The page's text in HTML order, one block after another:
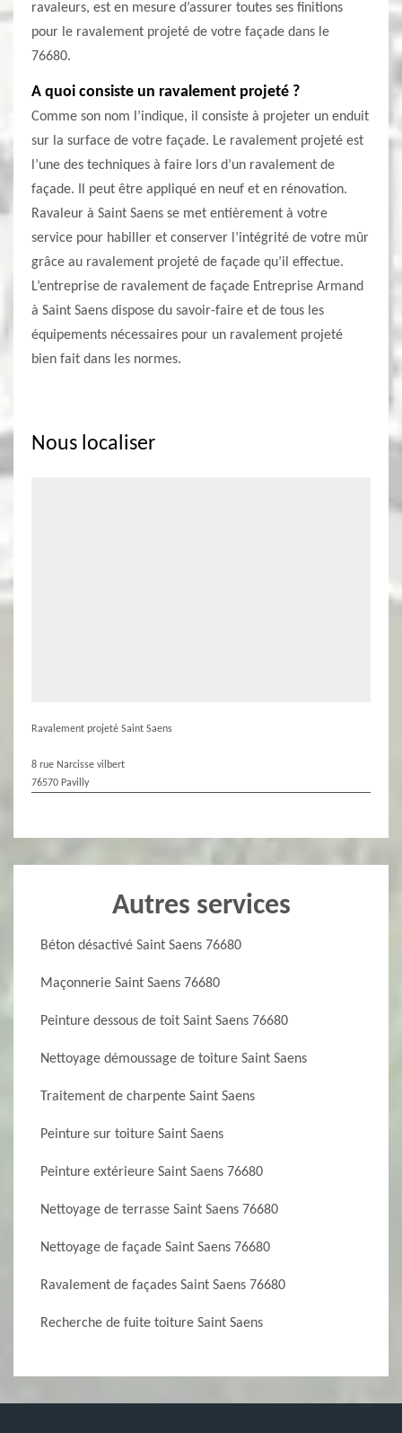
ravaleurs, est en mesure d’assurer toutes ses finitions
pour le ravalement projeté de votre façade dans le
76680.
A quoi consiste un ravalement projeté ?
Comme son nom l’indique, il consiste à projeter un enduit
sur la surface de votre façade. Le ravalement projeté est
l’une des techniques à faire lors d’un ravalement de
façade. Il peut être appliqué en neuf et en rénovation.
Ravaleur à Saint Saens se met entièrement à votre
service pour habiller et conserver l’intégrité de votre mûr
grâce au ravalement projeté de façade qu’il effectue.
L’entreprise de ravalement de façade Entreprise Armand
à Saint Saens dispose du savoir-faire et de tous les
équipements nécessaires pour un ravalement projeté
bien fait dans les normes.
Nous localiser
Ravalement projeté Saint Saens
8 rue Narcisse vilbert
76570 Pavilly
Autres services
Béton désactivé Saint Saens 76680
Maçonnerie Saint Saens 76680
Peinture dessous de toit Saint Saens 76680
Nettoyage démoussage de toiture Saint Saens
Traitement de charpente Saint Saens
Peinture sur toiture Saint Saens
Peinture extérieure Saint Saens 76680
Nettoyage de terrasse Saint Saens 76680
Nettoyage de façade Saint Saens 76680
Ravalement de façades Saint Saens 76680
Recherche de fuite toiture Saint Saens